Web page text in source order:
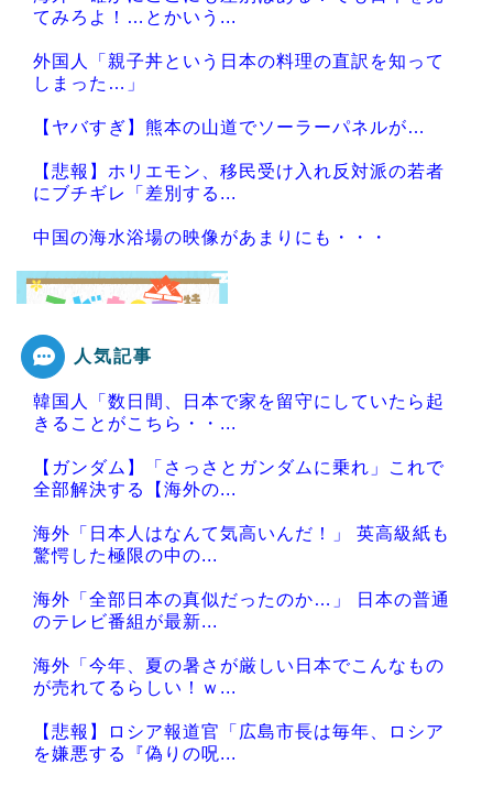
てみろよ！…とかいう...
外国人「親子丼という日本の料理の直訳を知って
しまった…」
【ヤバすぎ】熊本の山道でソーラーパネルが…
【悲報】ホリエモン、移民受け入れ反対派の若者
にブチギレ「差別する...
中国の海水浴場の映像があまりにも・・・
Powered by livedoor 相互RSS
人気記事
韓国人「数日間、日本で家を留守にしていたら起
きることがこちら・・...
【ガンダム】「さっさとガンダムに乗れ」これで
全部解決する【海外の...
海外「日本人はなんて気高いんだ！」 英高級紙も
驚愕した極限の中の...
海外「全部日本の真似だったのか…」 日本の普通
のテレビ番組が最新...
海外「今年、夏の暑さが厳しい日本でこんなもの
が売れてるらしい！ｗ...
【悲報】ロシア報道官「広島市長は毎年、ロシア
を嫌悪する『偽りの呪...